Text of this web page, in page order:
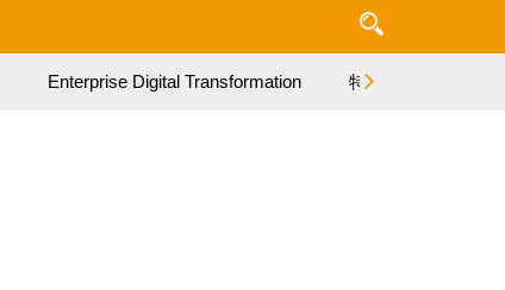
Enterprise Digital Transformation 特集